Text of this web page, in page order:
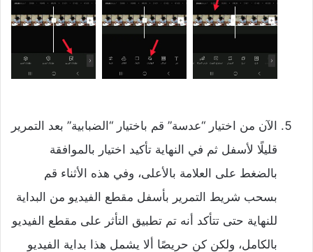
الآن من اختيار “عدسة” قم باختيار “الضبابية” بعد التمرير
قليلًا لأسفل ثم في النهاية تأكيد اختيار بالموافقة
بالضغط على العلامة بالأعلى، وفي هذه الأثناء قم
بسحب شريط التمرير بأسفل مقطع الفيديو من البداية
للنهاية حتى تتأكد أنه تم تطبيق التأثر على مقطع الفيديو
بالكامل، ولكن كن حريصًا ألا يشمل هذا بداية الفيديو